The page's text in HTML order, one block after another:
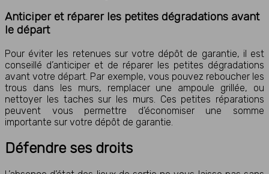
Anticiper et réparer les petites dégradations avant
le départ
Pour éviter les retenues sur votre dépôt de garantie, il est
conseillé d’anticiper et de réparer les petites dégradations
avant votre départ. Par exemple, vous pouvez reboucher les
trous dans les murs, remplacer une ampoule grillée, ou
nettoyer les taches sur les murs. Ces petites réparations
peuvent vous permettre d’économiser une somme
importante sur votre dépôt de garantie.
Défendre ses droits